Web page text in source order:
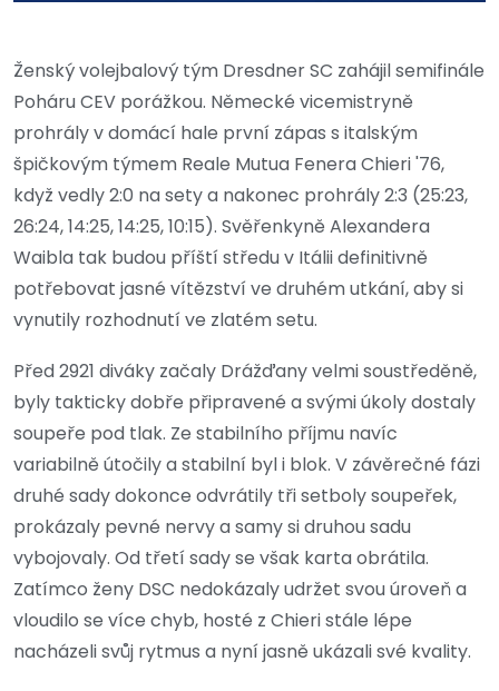
Ženský volejbalový tým Dresdner SC zahájil semifinále
Poháru CEV porážkou. Německé vicemistryně
prohrály v domácí hale první zápas s italským
špičkovým týmem Reale Mutua Fenera Chieri '76,
když vedly 2:0 na sety a nakonec prohrály 2:3 (25:23,
26:24, 14:25, 14:25, 10:15). Svěřenkyně Alexandera
Waibla tak budou příští středu v Itálii definitivně
potřebovat jasné vítězství ve druhém utkání, aby si
vynutily rozhodnutí ve zlatém setu.
Před 2921 diváky začaly Drážďany velmi soustředěně,
byly takticky dobře připravené a svými úkoly dostaly
soupeře pod tlak. Ze stabilního příjmu navíc
variabilně útočily a stabilní byl i blok. V závěrečné fázi
druhé sady dokonce odvrátily tři setboly soupeřek,
prokázaly pevné nervy a samy si druhou sadu
vybojovaly. Od třetí sady se však karta obrátila.
Zatímco ženy DSC nedokázaly udržet svou úroveň a
vloudilo se více chyb, hosté z Chieri stále lépe
nacházeli svůj rytmus a nyní jasně ukázali své kvality.